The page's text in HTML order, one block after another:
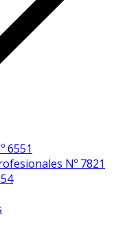
6551
Nº 7821